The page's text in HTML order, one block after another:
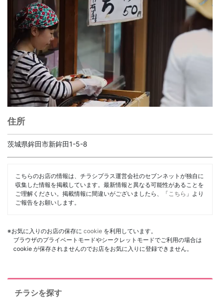
住所
茨城県鉾田市新鉾田1-5-8
こちらのお店の情報は、チラシプラス運営会社のセブンネットが独自に
収集した情報を掲載しています。最新情報と異なる可能性があることを
ご理解ください。掲載情報に間違いがございましたら、「 こちら 」より
ご報告をお願いします。
※お気に入りのお店の保存に cookie を利用しています。
ブラウザのプライベートモードやシークレットモードでご利用の場合は
cookie が保存されませんのでお店をお気に入りに登録できません。
チラシを探す